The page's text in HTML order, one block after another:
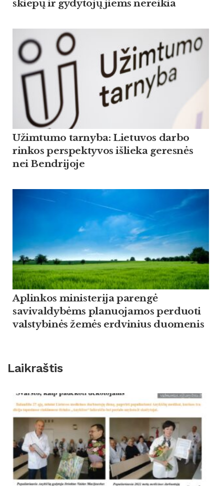
skiepų ir gydytojų jiems nereikia
Užimtumo tarnyba: Lietuvos darbo
rinkos perspektyvos išlieka geresnės
nei Bendrijoje
Aplinkos ministerija parengė
savivaldybėms planuojamos perduoti
valstybinės žemės erdvinius duomenis
Laikraštis